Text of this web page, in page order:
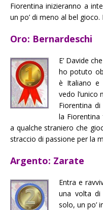
Fiorentina inizieranno a
un po’ di meno al bel
Oro: Bernardeschi
E’ Davide
ho potuto
è Italiano e
vedo l’unico
Fiorentina
la
a qualche straniero che
straccio di passione per la
Argento: Zarate
Entra e
una volta di
solo, un po’